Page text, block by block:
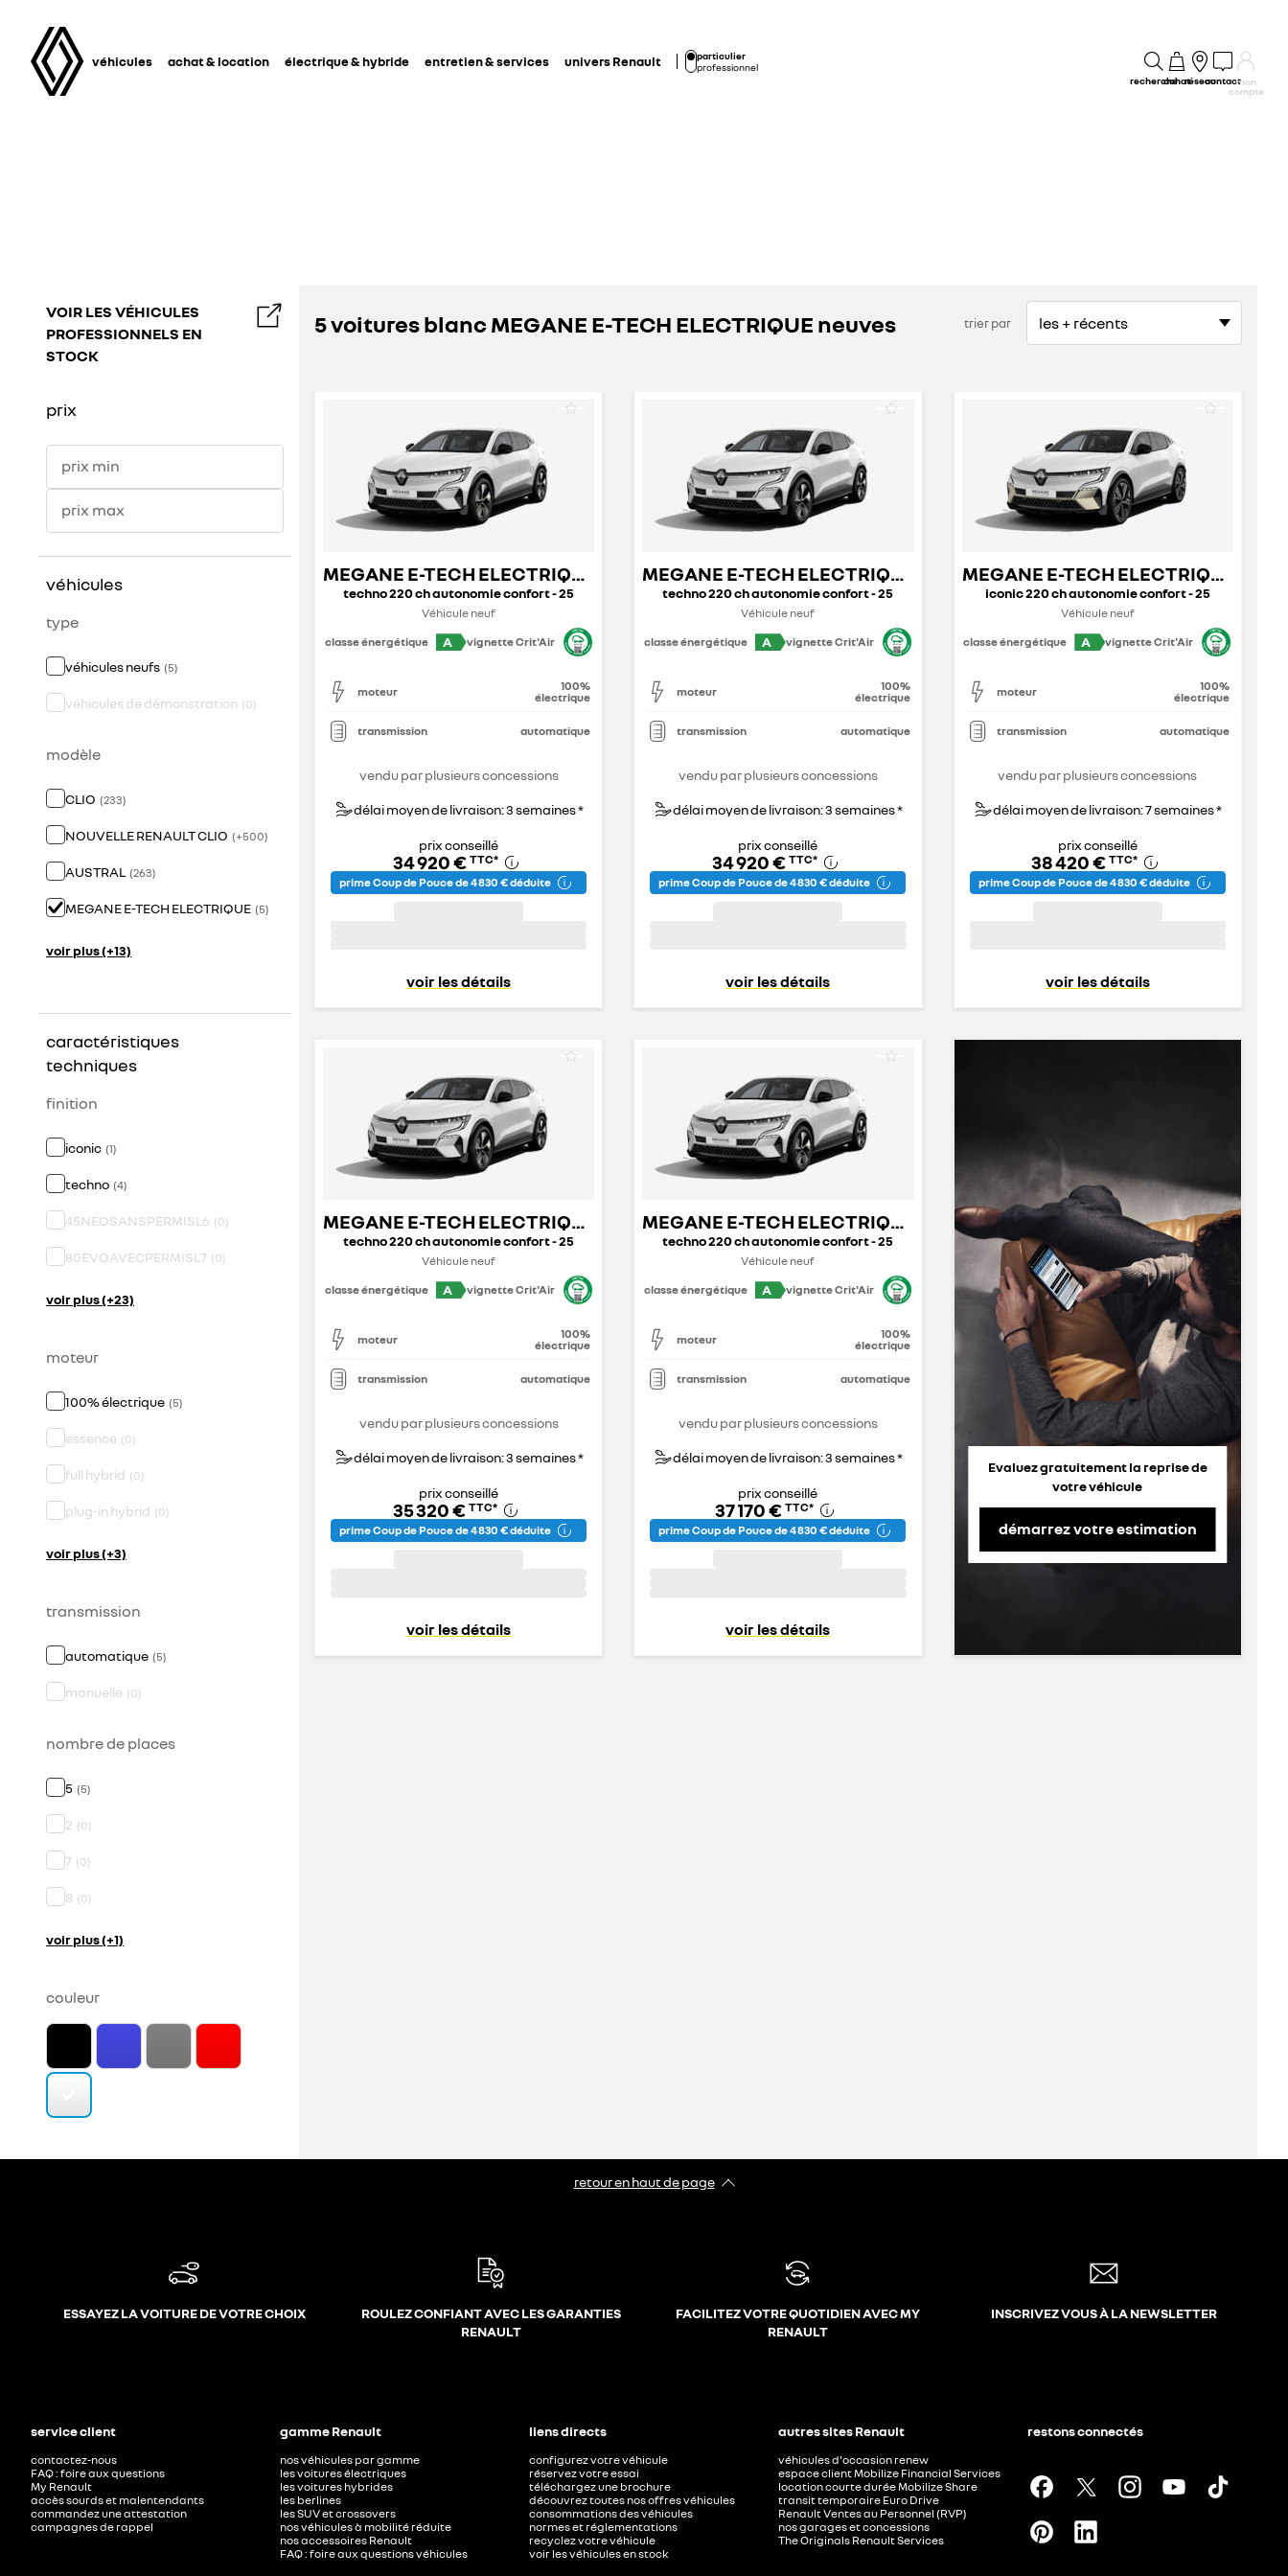
véhicules achat & location électrique & hybride entretien & services univers Renault
particulier
professionnel
rechercheachatréseaucontactmon
compte
VOIR LES VÉHICULES
PROFESSIONNELS EN
STOCK
prix
prix min
prix max
véhicules
type
véhicules neufs (5)
véhicules de démonstration (0)
modèle
CLIO (233)
NOUVELLE RENAULT CLIO (+500)
AUSTRAL (263)
MEGANE E-TECH ELECTRIQUE (5)
voir plus (+13)
caractéristiques
techniques
finition
iconic (1)
techno (4)
45NEOSANSPERMISL6 (0)
80EVOAVECPERMISL7 (0)
voir plus (+23)
moteur
100% électrique (5)
essence (0)
full hybrid (0)
plug-in hybrid (0)
voir plus (+3)
transmission
automatique (5)
manuelle (0)
nombre de places
5 (5)
2 (0)
7 (0)
8 (0)
voir plus (+1)
couleur
5 voitures blanc MEGANE E-TECH ELECTRIQUE neuves trier par
MEGANE E-TECH ELECTRIQUE
techno 220 ch autonomie confort - 25
Véhicule neuf
classe énergétique
A vignette Crit'Air
moteur
100%
électrique
transmission automatique
vendu par plusieurs concessions
délai moyen de livraison: 3 semaines *
prix conseillé
34 920 € TTC*
prime Coup de Pouce de 4 830 € déduite
voir les détails
MEGANE E-TECH ELECTRIQUE
techno 220 ch autonomie confort - 25
Véhicule neuf
classe énergétique
A vignette Crit'Air
moteur
100%
électrique
transmission automatique
vendu par plusieurs concessions
délai moyen de livraison: 3 semaines *
prix conseillé
34 920 € TTC*
prime Coup de Pouce de 4 830 € déduite
voir les détails
MEGANE E-TECH ELECTRIQUE
iconic 220 ch autonomie confort - 25
Véhicule neuf
classe énergétique
A vignette Crit'Air
moteur
100%
électrique
transmission automatique
vendu par plusieurs concessions
délai moyen de livraison: 7 semaines *
prix conseillé
38 420 € TTC*
prime Coup de Pouce de 4 830 € déduite
voir les détails
MEGANE E-TECH ELECTRIQUE
techno 220 ch autonomie confort - 25
Véhicule neuf
classe énergétique
A vignette Crit'Air
moteur
100%
électrique
transmission automatique
vendu par plusieurs concessions
délai moyen de livraison: 3 semaines *
prix conseillé
35 320 € TTC*
prime Coup de Pouce de 4 830 € déduite
voir les détails
MEGANE E-TECH ELECTRIQUE
techno 220 ch autonomie confort - 25
Véhicule neuf
classe énergétique
A vignette Crit'Air
moteur
100%
électrique
transmission automatique
vendu par plusieurs concessions
délai moyen de livraison: 3 semaines *
prix conseillé
37 170 € TTC*
prime Coup de Pouce de 4 830 € déduite
voir les détails
Evaluez gratuitement la reprise de
votre véhicule
démarrez votre estimation
retour en haut de page​
ESSAYEZ LA VOITURE DE VOTRE CHOIX
ROULEZ CONFIANT AVEC LES GARANTIES
RENAULT
FACILITEZ VOTRE QUOTIDIEN AVEC MY
RENAULT
INSCRIVEZ VOUS À LA NEWSLETTER
service client
contactez-nous
FAQ : foire aux questions
My Renault
accès sourds et malentendants
commandez une attestation
campagnes de rappel
gamme Renault
nos véhicules par gamme
les voitures électriques
les voitures hybrides
les berlines
les SUV et crossovers
nos véhicules à mobilité réduite
nos accessoires Renault​
FAQ : foire aux questions véhicules
liens directs
configurez votre véhicule
réservez votre essai
téléchargez une brochure
découvrez toutes nos offres véhicules
consommations des véhicules
normes et réglementations
recyclez votre véhicule
voir les véhicules en stock
autres sites Renault
véhicules d'occasion renew
espace client Mobilize Financial Services
location courte durée Mobilize Share
transit temporaire Euro Drive
Renault Ventes au Personnel (RVP)
nos garages et concessions
The Originals Renault Services
restons connectés